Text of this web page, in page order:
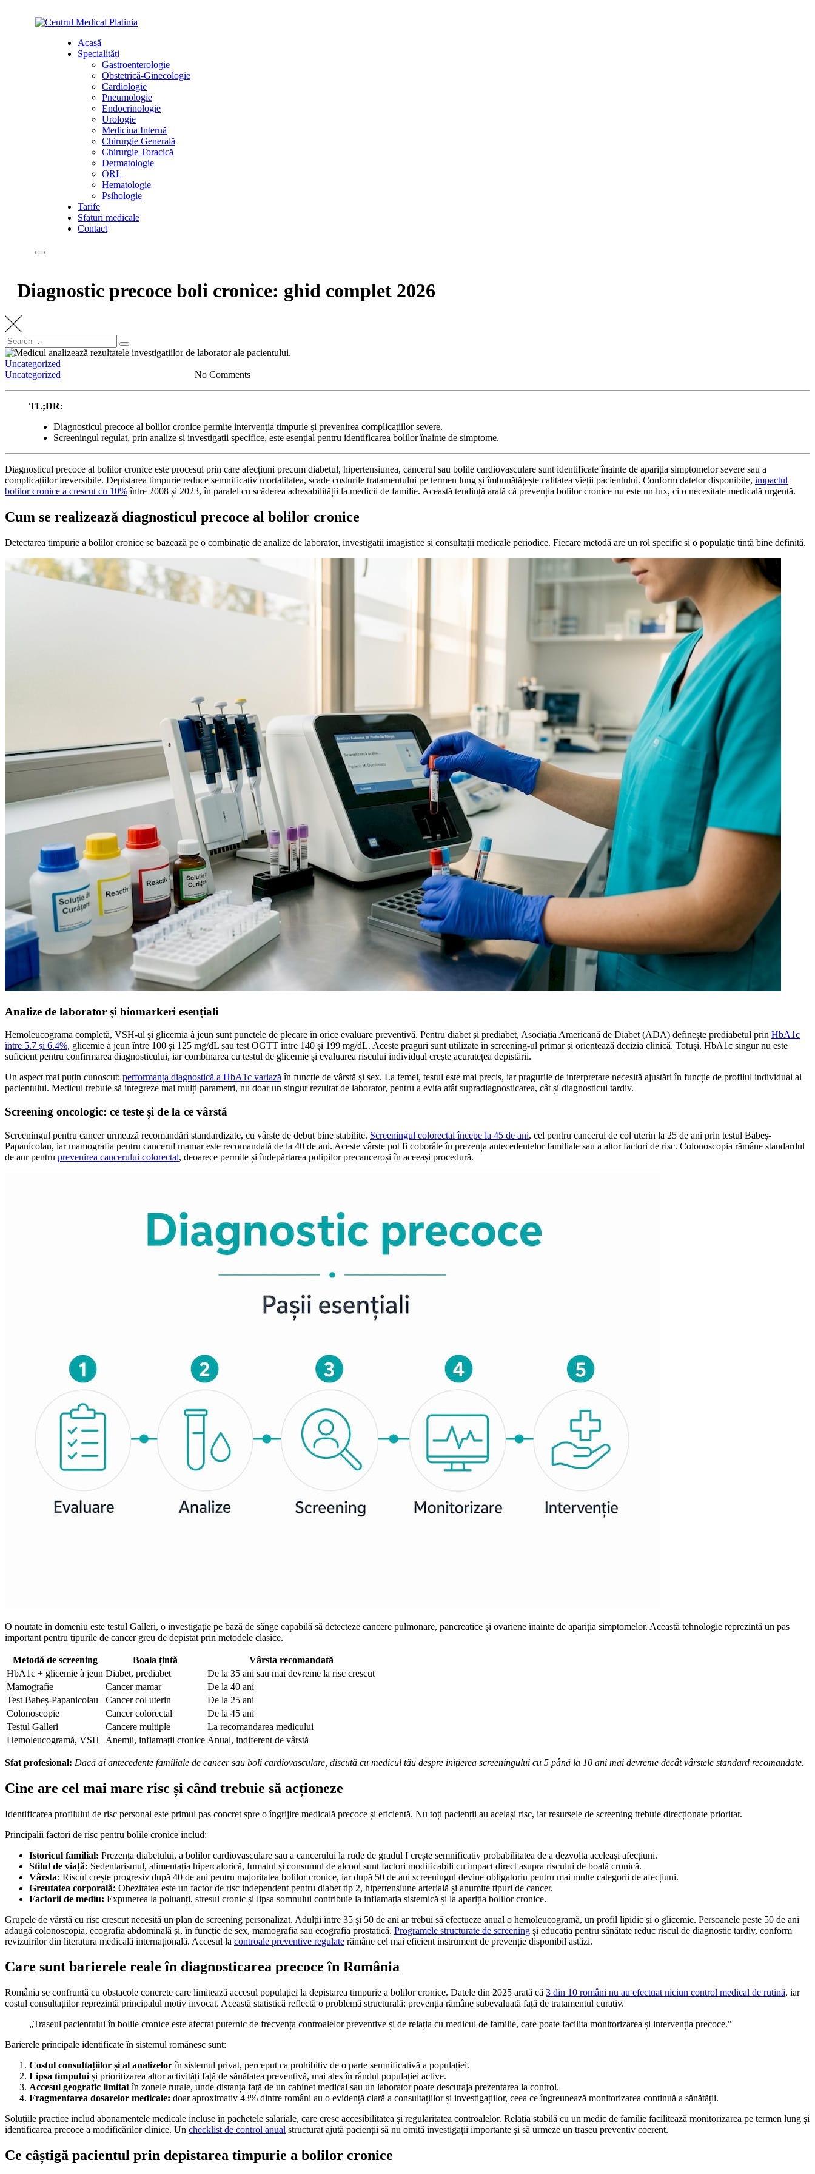
Acasă
Specialități
Gastroenterologie
Obstetrică-Ginecologie
Cardiologie
Pneumologie
Endocrinologie
Urologie
Medicina Internă
Chirurgie Generală
Chirurgie Toracică
Dermatologie
ORL
Hematologie
Psihologie
Tarife
Sfaturi medicale
Contact
Diagnostic precoce boli cronice: ghid complet 2026
Search
for:
Search
Uncategorized
Uncategorized
No Comments
TL;DR:
Diagnosticul precoce al bolilor cronice permite intervenția timpurie și prevenirea complicațiilor severe.
Screeningul regulat, prin analize și investigații specifice, este esențial pentru identificarea bolilor înainte de simptome.
Diagnosticul precoce al bolilor cronice este procesul prin care afecțiuni precum diabetul, hipertensiunea, cancerul sau bolile cardiovasculare sunt identificate înainte de apariția simptomelor severe sau a
complicațiilor ireversibile. Depistarea timpurie reduce semnificativ mortalitatea, scade costurile tratamentului pe termen lung și îmbunătățește calitatea vieții pacientului. Conform datelor disponibile, impactul
bolilor cronice a crescut cu 10%între 2008 și 2023, în paralel cu scăderea adresabilității la medicii de familie. Această tendință arată că prevenția bolilor cronice nu este un lux, ci o necesitate medicală urgentă.
Cum se realizează diagnosticul precoce al bolilor cronice
Detectarea timpurie a bolilor cronice se bazează pe o combinație de analize de laborator, investigații imagistice și consultații medicale periodice. Fiecare metodă are un rol specific și o populație țintă bine definită.
Analize de laborator și biomarkeri esențiali
Hemoleucograma completă, VSH-ul și glicemia à jeun sunt punctele de plecare în orice evaluare preventivă. Pentru diabet și prediabet, Asociația Americană de Diabet (ADA) definește prediabetul prin HbA1c
între 5.7 și 6.4%, glicemie à jeun între 100 și 125 mg/dL sau test OGTT între 140 și 199 mg/dL. Aceste praguri sunt utilizate în screening-ul primar și orientează decizia clinică. Totuși, HbA1c singur nu este
suficient pentru confirmarea diagnosticului, iar combinarea cu testul de glicemie și evaluarea riscului individual crește acuratețea depistării.
Un aspect mai puțin cunoscut: performanța diagnostică a HbA1c variază în funcție de vârstă și sex. La femei, testul este mai precis, iar pragurile de interpretare necesită ajustări în funcție de profilul individual al
pacientului. Medicul trebuie să integreze mai mulți parametri, nu doar un singur rezultat de laborator, pentru a evita atât supradiagnosticarea, cât și diagnosticul tardiv.
Screening oncologic: ce teste și de la ce vârstă
Screeningul pentru cancer urmează recomandări standardizate, cu vârste de debut bine stabilite. Screeningul colorectal începe la 45 de ani, cel pentru cancerul de col uterin la 25 de ani prin testul Babeș-
Papanicolau, iar mamografia pentru cancerul mamar este recomandată de la 40 de ani. Aceste vârste pot fi coborâte în prezența antecedentelor familiale sau a altor factori de risc. Colonoscopia rămâne standardul
de aur pentru prevenirea cancerului colorectal, deoarece permite și îndepărtarea polipilor precanceroși în aceeași procedură.
O noutate în domeniu este testul Galleri, o investigație pe bază de sânge capabilă să detecteze cancere pulmonare, pancreatice și ovariene înainte de apariția simptomelor. Această tehnologie reprezintă un pas
important pentru tipurile de cancer greu de depistat prin metodele clasice.
Metodă de screening Boala țintă
Vârsta recomandată
HbA1c + glicemie à jeun Diabet, prediabet
De la 35 ani sau mai devreme la risc crescut
Mamografie
Cancer mamar
De la 40 ani
Test Babeș-Papanicolau
Cancer col uterin
De la 25 ani
Colonoscopie
Cancer colorectal
De la 45 ani
Testul Galleri
Cancere multiple
La recomandarea medicului
Hemoleucogramă, VSH
Anemii, inflamații cronice Anual, indiferent de vârstă
Sfat profesional: Dacă ai antecedente familiale de cancer sau boli cardiovasculare, discută cu medicul tău despre inițierea screeningului cu 5 până la 10 ani mai devreme decât vârstele standard recomandate.
Cine are cel mai mare risc și când trebuie să acționeze
Identificarea profilului de risc personal este primul pas concret spre o îngrijire medicală precoce și eficientă. Nu toți pacienții au același risc, iar resursele de screening trebuie direcționate prioritar.
Principalii factori de risc pentru bolile cronice includ:
Istoricul familial: Prezența diabetului, a bolilor cardiovasculare sau a cancerului la rude de gradul I crește semnificativ probabilitatea de a dezvolta aceleași afecțiuni.
Stilul de viață: Sedentarismul, alimentația hipercalorică, fumatul și consumul de alcool sunt factori modificabili cu impact direct asupra riscului de boală cronică.
Vârsta: Riscul crește progresiv după 40 de ani pentru majoritatea bolilor cronice, iar după 50 de ani screeningul devine obligatoriu pentru mai multe categorii de afecțiuni.
Greutatea corporală: Obezitatea este un factor de risc independent pentru diabet tip 2, hipertensiune arterială și anumite tipuri de cancer.
Factorii de mediu: Expunerea la poluanți, stresul cronic și lipsa somnului contribuie la inflamația sistemică și la apariția bolilor cronice.
Grupele de vârstă cu risc crescut necesită un plan de screening personalizat. Adulții între 35 și 50 de ani ar trebui să efectueze anual o hemoleucogramă, un profil lipidic și o glicemie. Persoanele peste 50 de ani
adaugă colonoscopia, ecografia abdominală și, în funcție de sex, mamografia sau ecografia prostatică. Programele structurate de screening și educația pentru sănătate reduc riscul de diagnostic tardiv, conform
revizuirilor din literatura medicală internațională. Accesul la controale preventive regulate rămâne cel mai eficient instrument de prevenție disponibil astăzi.
Care sunt barierele reale în diagnosticarea precoce în România
România se confruntă cu obstacole concrete care limitează accesul populației la depistarea timpurie a bolilor cronice. Datele din 2025 arată că 3 din 10 români nu au efectuat niciun control medical de rutină, iar
costul consultațiilor reprezintă principalul motiv invocat. Această statistică reflectă o problemă structurală: prevenția rămâne subevaluată față de tratamentul curativ.
„Traseul pacientului în bolile cronice este afectat puternic de frecvența controalelor preventive și de relația cu medicul de familie, care poate facilita monitorizarea și intervenția precoce."
Barierele principale identificate în sistemul românesc sunt:
Costul consultațiilor și al analizelorîn sistemul privat, perceput ca prohibitiv de o parte semnificativă a populației.
Lipsa timpului și prioritizarea altor activități față de sănătatea preventivă, mai ales în rândul populației active.
Accesul geografic limitatîn zonele rurale, unde distanța față de un cabinet medical sau un laborator poate descuraja prezentarea la control.
Fragmentarea dosarelor medicale: doar aproximativ 43% dintre români au o evidență clară a consultațiilor și investigațiilor, ceea ce îngreunează monitorizarea continuă a sănătății.
Soluțiile practice includ abonamentele medicale incluse în pachetele salariale, care cresc accesibilitatea și regularitatea controalelor. Relația stabilă cu un medic de familie facilitează monitorizarea pe termen lung și
identificarea precoce a modificărilor clinice. Un checklist de control anual structurat ajută pacienții să nu omită investigații importante și să urmeze un traseu preventiv coerent.
Ce câștigă pacientul prin depistarea timpurie a bolilor cronice